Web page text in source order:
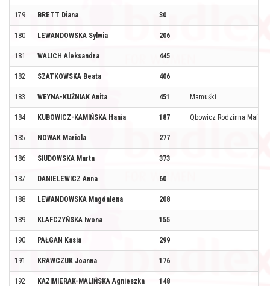
179 BRETT Diana 30
180 LEWANDOWSKA Sylwia 206
181 WALICH Aleksandra 445
182 SZATKOWSKA Beata 406
183 WEYNA-KUŹNIAK Anita 451 Mamuśki
184 KUBOWICZ-KAMIŃSKA Hania 187 Qbowicz Rodzinna Mafia
185 NOWAK Mariola 277
186 SIUDOWSKA Marta 373
187 DANIELEWICZ Anna 60
188 LEWANDOWSKA Magdalena 208
189 KLAFCZYŃSKA Iwona 155
190 PAŁGAN Kasia 299
191 KRAWCZUK Joanna 176
192 KAZIMIERAK-MALIŃSKA Agnieszka 148